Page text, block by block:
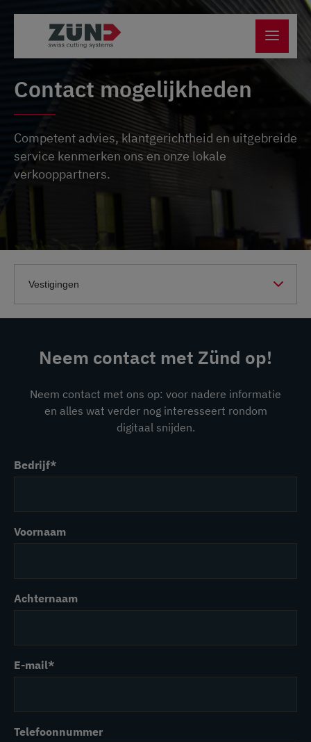
Contact mogelijkheden
Competent advies, klantgerichtheid en uitgebreide
service kenmerken ons en onze lokale
verkooppartners.
Neem contact met Zünd op!
Neem contact met ons op: voor nadere informatie
en alles wat verder nog interesseert rondom
digitaal snijden.
Bedrijf*
Voornaam
Achternaam
E-mail*
Telefoonnummer